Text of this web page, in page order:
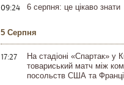
09:24 6 серпня: це цікаво знати
5 Серпня
17:27
На стадіоні «Спартак» у
товариський матч між
посольств США та